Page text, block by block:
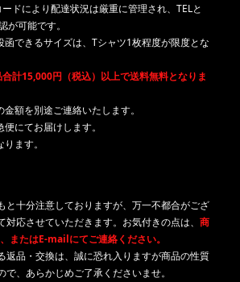
ドにより配達状況は厳重に管理され、TELと
が可能です。
できるサイズは、Tシャツ1枚程度が限度とな
計15,000円（税込）以上で送料無料となりま
額を別途ご連絡いたします。
にてお届けします。
ます。
と十分注意しておりますが、万一不都合がござ
応させていただきます。お気付きの点は、 商
またはE-mailにてご連絡ください。
返品・交換は、誠に恐れ入りますが商品の性質
、あらかじめご了承くださいませ。